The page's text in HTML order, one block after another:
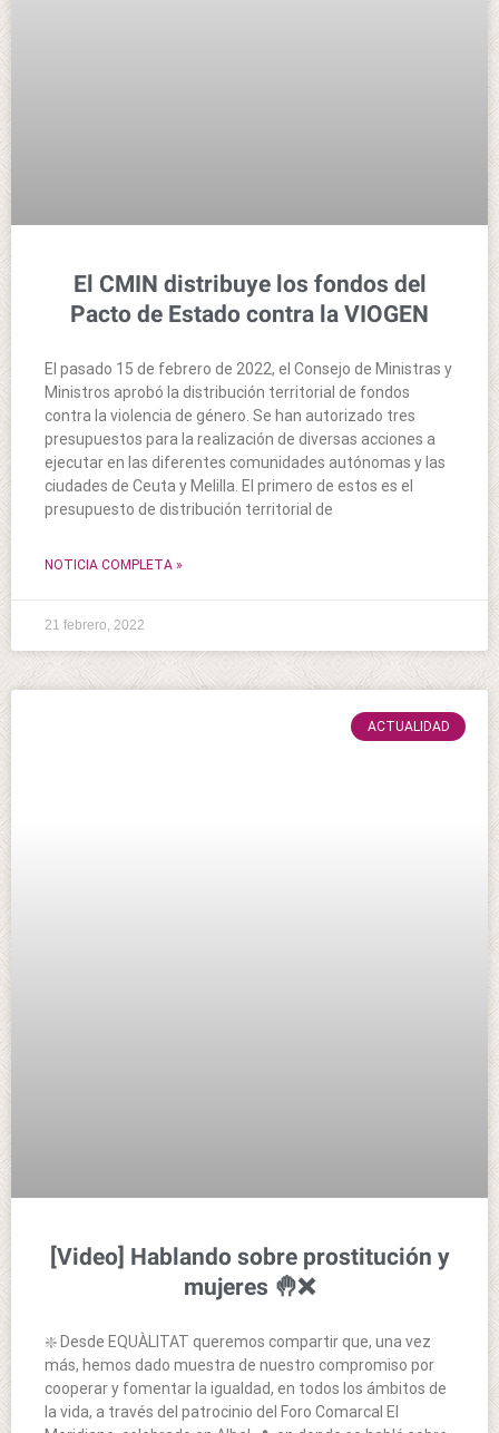
El CMIN distribuye los fondos del
Pacto de Estado contra la VIOGEN
El pasado 15 de febrero de 2022, el Consejo de Ministras y
Ministros aprobó la distribución territorial de fondos
contra la violencia de género. Se han autorizado tres
presupuestos para la realización de diversas acciones a
ejecutar en las diferentes comunidades autónomas y las
ciudades de Ceuta y Melilla. El primero de estos es el
presupuesto de distribución territorial de
NOTICIA COMPLETA »
21 febrero, 2022
ACTUALIDAD
[Video] Hablando sobre prostitución y
mujeres 🤚❌
❇️ Desde EQUÀLITAT queremos compartir que, una vez
más, hemos dado muestra de nuestro compromiso por
cooperar y fomentar la igualdad, en todos los ámbitos de
la vida, a través del patrocinio del Foro Comarcal El